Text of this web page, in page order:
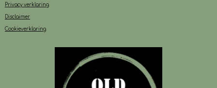
Privacy verklaring
Disclaimer
Cookieverklaring